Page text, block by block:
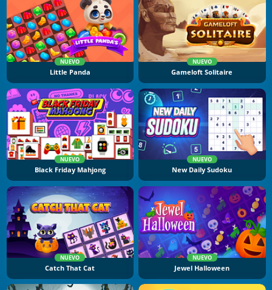
NUEVO
Little Panda
NUEVO
Gameloft Solitaire
NUEVO
Black Friday Mahjong
NUEVO
New Daily Sudoku
NUEVO
Catch That Cat
NUEVO
Jewel Halloween